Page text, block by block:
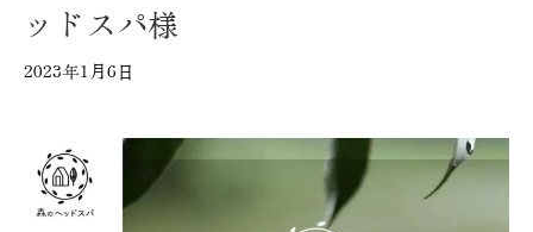
ッドスパ様
2023年1月6日